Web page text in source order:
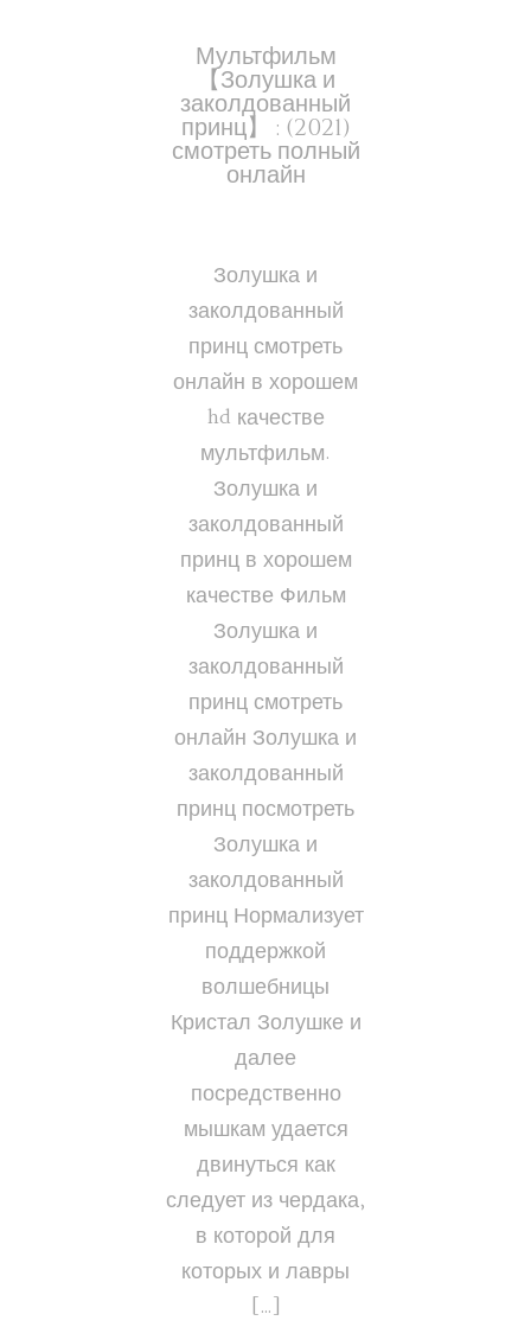
Мультфильм
【Золушка и
заколдованный
принц】 : (2021)
смотреть полный
онлайн
Золушка и
заколдованный
принц смотреть
онлайн в хорошем
hd качестве
мультфильм.
Золушка и
заколдованный
принц в хорошем
качестве Фильм
Золушка и
заколдованный
принц смотреть
онлайн Золушка и
заколдованный
принц посмотреть
Золушка и
заколдованный
принц Нормализует
поддержкой
волшебницы
Кристал Золушке и
далее
посредственно
мышкам удается
двинуться как
следует из чердака,
в которой для
которых и лавры
[…]